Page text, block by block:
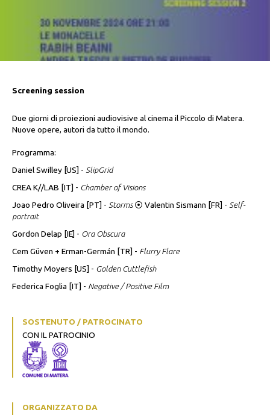
Screening session
Due giorni di proiezioni audiovisive al cinema il Piccolo di Matera.
Nuove opere, autori da tutto il mondo.
Programma:
Daniel Swilley [US] - SlipGrid
CREA K//LAB [IT] - Chamber of Visions
Joao Pedro Oliveira [PT] - Storms⦿ Valentin Sismann [FR] - Self-
portrait
Gordon Delap [IE] - Ora Obscura
Cem Güven + Erman-Germán [TR] - Flurry Flare
Timothy Moyers [US] - Golden Cuttlefish
Federica Foglia [IT] - Negative / Positive Film
SOSTENUTO / PATROCINATO
CON IL PATROCINIO
ORGANIZZATO DA